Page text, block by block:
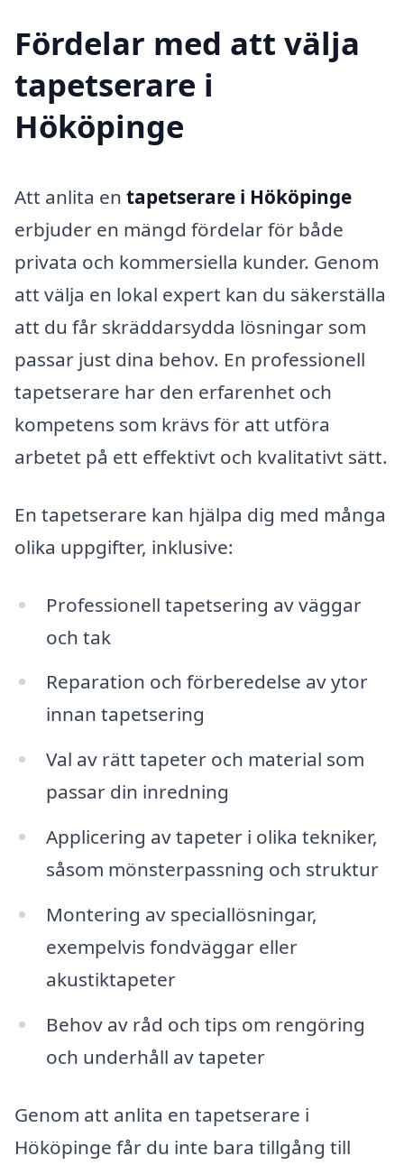
Fördelar med att välja
tapetserare i
Hököpinge
Att anlita en tapetserare i Hököpinge
erbjuder en mängd fördelar för både
privata och kommersiella kunder. Genom
att välja en lokal expert kan du säkerställa
att du får skräddarsydda lösningar som
passar just dina behov. En professionell
tapetserare har den erfarenhet och
kompetens som krävs för att utföra
arbetet på ett effektivt och kvalitativt sätt.
En tapetserare kan hjälpa dig med många
olika uppgifter, inklusive:
Professionell tapetsering av väggar
och tak
Reparation och förberedelse av ytor
innan tapetsering
Val av rätt tapeter och material som
passar din inredning
Applicering av tapeter i olika tekniker,
såsom mönsterpassning och struktur
Montering av speciallösningar,
exempelvis fondväggar eller
akustiktapeter
Behov av råd och tips om rengöring
och underhåll av tapeter
Genom att anlita en tapetserare i
Hököpinge får du inte bara tillgång till